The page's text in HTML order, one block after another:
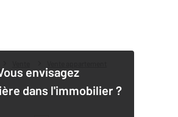
envisagez
dans l'immobilier ?